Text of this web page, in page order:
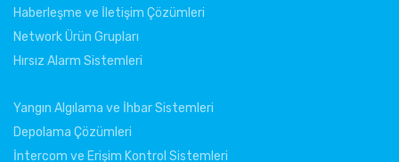
Haberleşme ve İletişim Çözümleri
Network Ürün Grupları
Hırsız Alarm Sistemleri
Yangın Algılama ve İhbar Sistemleri
Depolama Çözümleri
İntercom ve Erişim Kontrol Sistemleri